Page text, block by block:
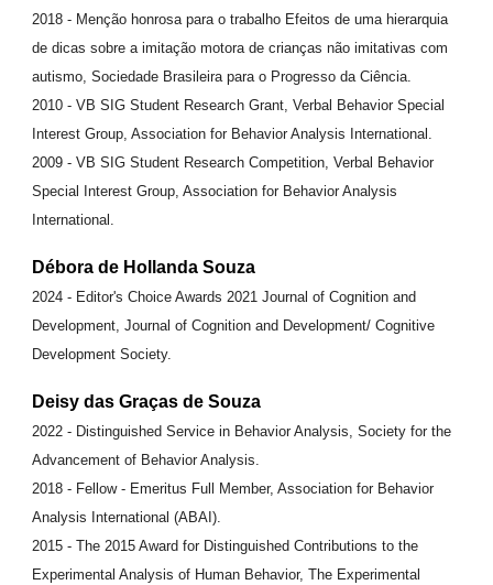
2018 - Menção honrosa para o trabalho Efeitos de uma hierarquia
de dicas sobre a imitação motora de crianças não imitativas com
autismo, Sociedade Brasileira para o Progresso da Ciência.
2010 - VB SIG Student Research Grant, Verbal Behavior Special
Interest Group, Association for Behavior Analysis International.
2009 - VB SIG Student Research Competition, Verbal Behavior
Special Interest Group, Association for Behavior Analysis
International.
Débora de Hollanda Souza
2024 - Editor's Choice Awards 2021 Journal of Cognition and
Development, Journal of Cognition and Development/ Cognitive
Development Society.
Deisy das Graças de Souza
2022 - Distinguished Service in Behavior Analysis, Society for the
Advancement of Behavior Analysis.
2018 - Fellow - Emeritus Full Member, Association for Behavior
Analysis International (ABAI).
2015 - The 2015 Award for Distinguished Contributions to the
Experimental Analysis of Human Behavior, The Experimental